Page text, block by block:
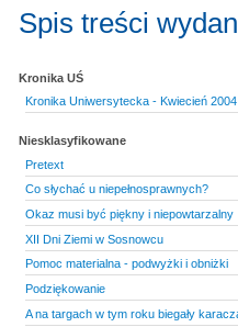
Spis treści
Kronika UŚ
Kronika Uniwersytecka - Kwiecień 2004
Niesklasyfikowane
Pretext
Co słychać u niepełnosprawnych?
Okaz musi być piękny i niepowtarzalny
XII Dni Ziemi w Sosnowcu
Pomoc materialna - podwyżki i obniżki
Podziękowanie
A na targach w tym roku biegały